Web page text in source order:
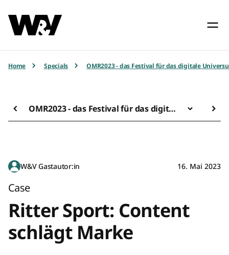
Home Specials OMR2023 - das Festival für das digitale
OMR2023 - das Festival für das digitale Universum
W&V Gastautor:in 16. Mai 2023
Case
Ritter Sport: Content
schlägt Marke